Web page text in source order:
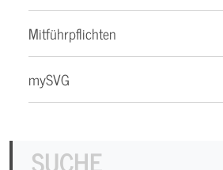
Mitführpflichten
mySVG